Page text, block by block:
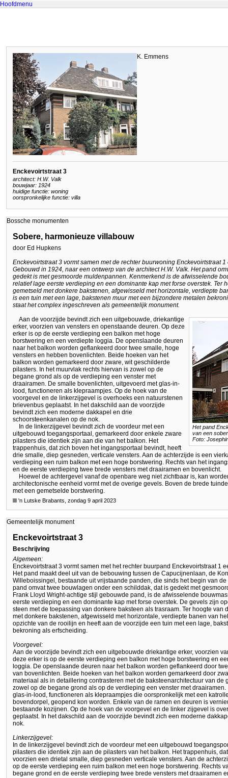
Hoofdmenu
K. Emmens
Enckevoirtstraat 3
architect: H.W. Valk
bouwjaar: 1924
huidige functie: woning
oorspronkelijke functie: villa
Bossche monumenten
Sobere, harmonieuze villabouw
door Ed Hupkens
Enckevoirtstraat 3 vormt samen met de rechter buurwoning Enckevoirtstraat
Gebouwd in 1924, naar een ontwerp van de architect H.W. Valk. Het pand
gedekt is met gesmoorde muldenpannen. Kenmerkend is de afwisselende
relatief lage eerste verdieping en een dominante kap met forse overstek. Ter
gemetseld met donkere bakstenen, afgewisseld met horizontale, verdiepte
is een tuin met een lage, bakstenen muur met een bijzondere metalen
staat het complex ingeschreven als gemeentelijk monument.
Het pand
van een
Foto:
Aan de voorzijde bevindt zich een uitgebouwde, driekantige
erker, voorzien van vensters en openstaande deuren. Op deze
erker is op de eerste verdieping een balkon met hoge
borstwering en een verdiepte loggia. De openslaande deuren
naar het balkon worden geflankeerd door twee smalle, hoge
vensters en hebben bovenlichten. Beide hoeken van het
balkon worden gemarkeerd door zware, wit geschilderde
pilasters. In het muurvlak rechts hiervan is zowel op de
begane grond als op de verdieping een venster met
draairamen. De smalle bovenlichten, uitgevoerd met glas-in-
lood, functioneren als klepraampjes. Op de hoek van de
voorgevel en de linkerzijgevel is overhoeks een natuurstenen
brievenbus geplaatst. In het dakschild aan de voorzijde
bevindt zich een moderne dakkapel en drie
schoorsteenkanalen op de nok.
In de linkerzijgevel bevindt zich de voordeur met een
uitgebouwd toegangsportaal, gemarkeerd door enkele zware
pilasters die identiek zijn aan die van het balkon. Het
trappenhuis, dat zich boven het ingangsportaal bevindt, heeft
drie smalle, diep gesneden, verticale vensters. Aan de achterzijde is een
verdieping een ruim balkon met een hoge borstwering. Rechts van het
en de eerste verdieping twee brede vensters met draairamen en bovenlicht.
Hoewel de achtergevel vanaf de openbare weg niet zichtbaar is, kan
architectonische eenheid vormt met de overige gevels. Boven de brede
met een gemetselde borstwering.
'n Lutske Brabants, zondag 9 april 2023
Gemeentelijk monument
Enckevoirtstraat 3
Beschrijving
Algemeen:
Enckevoirtstraat 3 vormt samen met het rechter buurpand Enckevoirtstraat 1
Het pand maakt deel uit van de bebouwing tussen de Capucijnenlaan, de
Willeboissingel, bestaande uit vrijstaande panden, die sinds het begin van
pand omvat twee bouwlagen onder een schilddak, dat is gedekt met
Frank Lloyd Wright-achtige stijl gebouwde pand, is de afwisselende
eerste verdieping en een dominante kap met forse overstek. De gevels zijn
steen met de toepassing van donkere baksteen als trasraam. Ter hoogte van
met donkere bakstenen, afgewisseld met horizontale, verdiepte banen van
opzichte van de rooilijn en heeft aan de voorzijde een tuin met een lage,
bekroning als erfscheiding.
Voorgevel:
Aan de voorzijde bevindt zich een uitgebouwde driekantige erker, voorzien
deze erker is op de eerste verdieping een balkon met hoge borstwering en
loggia. De openslaande deuren naar het balkon worden geflankeerd door
van bovenlichten. Beide hoeken van het balkon worden gemarkeerd door
materiaal als in detaillering contrasteren met de baksteenarchitectuur van de
zowel op de begane grond als op de verdieping een venster met
glas-in-lood, functioneren als klepraampjes die oorspronkelijk met een
bovendorpel, geopend kon worden. Enkele van de ramen en deuren is
bestaande kozijnen. Op de hoek van de voorgevel en de linker zijgevel is
geplaatst. In het dakschild aan de voorzijde bevindt zich een moderne
nok.
Linkerzijgevel:
In de linkerzijgevel bevindt zich de voordeur met een uitgebouwd
pilasters die identiek zijn aan de pilasters van het balkon. Het trappenhuis,
voorzien een drietal smalle, diep gesneden verticale vensters. Aan de
op de eerste verdieping een ruim balkon met een hoge borstwering. Rechts
begane grond en de eerste verdieping twee brede vensters met draairamen